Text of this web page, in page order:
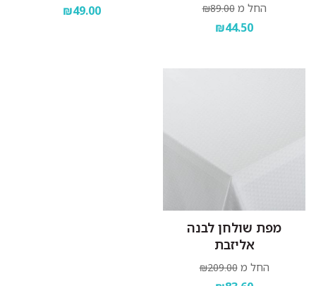
החל מ ₪89.00
₪44.50
₪49.00
מפת שולחן לבנה
אליזבת
החל מ ₪209.00